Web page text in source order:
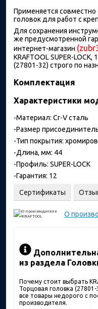
Применяется
головок для работ с
Для сохранения
же предусмотренной
интернет-магазин
KRAFTOOL SUPER-
(27801-32) строго по
Комплектация
Характеристики
-Материал: Cr-V сталь
-Размер
-Тип покрытия:
-Длина, мм: 44
-Профиль: SUPER-LOCK
-Гарантия: 12
Сертификаты
О
из раздела
Почему стоит выбрать
Торцовая головка
все товары недорого с
производителя.